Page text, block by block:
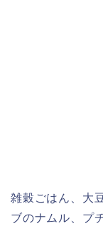
雑穀ごはん、大
ブのナムル、プ